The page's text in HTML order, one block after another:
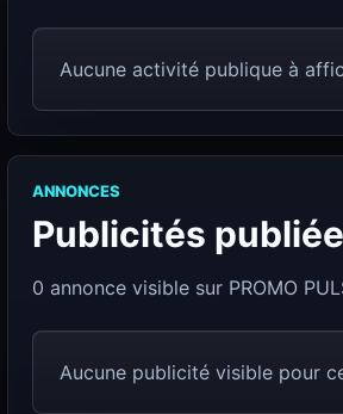
Aucune activité publique à
ANNONCES
Publicités
0 annonce visible sur PROMO
Aucune publicité visible pour